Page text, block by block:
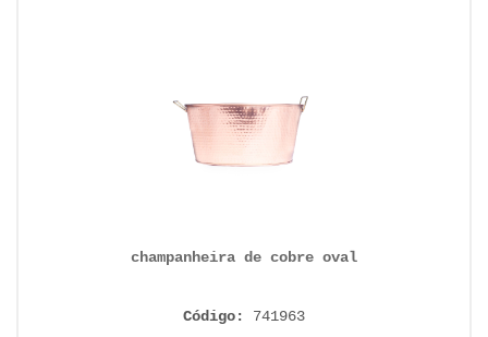
champanheira de cobre oval
Código: 741963